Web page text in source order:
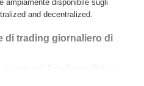
ampiamente disponibile sugli
and decentralized.
di trading giornaliero di